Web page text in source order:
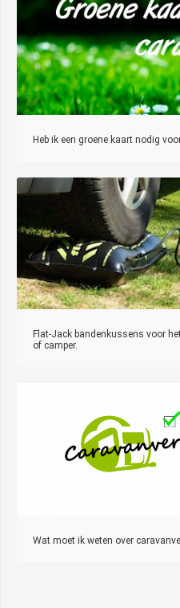
Heb ik een groene kaart nodig
Flat-Jack bandenkussens voor
of camper.
Wat moet ik weten over